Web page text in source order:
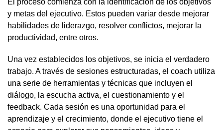
El proceso comienza con la identificación de los objetivos
y metas del ejecutivo. Estos pueden variar desde mejorar
habilidades de liderazgo, resolver conflictos, mejorar la
productividad, entre otros.
Una vez establecidos los objetivos, se inicia el verdadero
trabajo. A través de sesiones estructuradas, el coach utiliza
una serie de herramientas y técnicas que incluyen el
diálogo, la escucha activa, el cuestionamiento y el
feedback. Cada sesión es una oportunidad para el
aprendizaje y el crecimiento, donde el ejecutivo tiene el